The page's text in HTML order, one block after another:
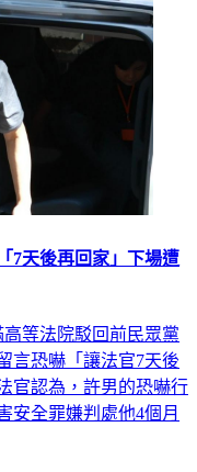
7天後再回家」下場遭
等法院駁回前民眾黨
言恐嚇「讓法官7天後
官認為，許男的恐嚇行
安全罪嫌判處他4個月